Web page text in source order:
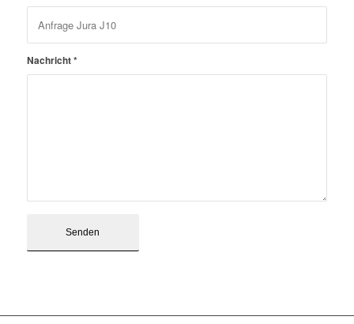
Nachricht*